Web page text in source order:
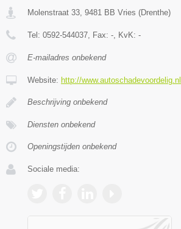
Molenstraat 33 9481 BB Vries (Drenthe)
Tel: 0592-544037 , Fax: - , KvK: -
E-mailadres onbekend
Website: http://www.autoschadevoordelig.nl
Beschrijving onbekend
Diensten onbekend
Openingstijden onbekend
Sociale media: